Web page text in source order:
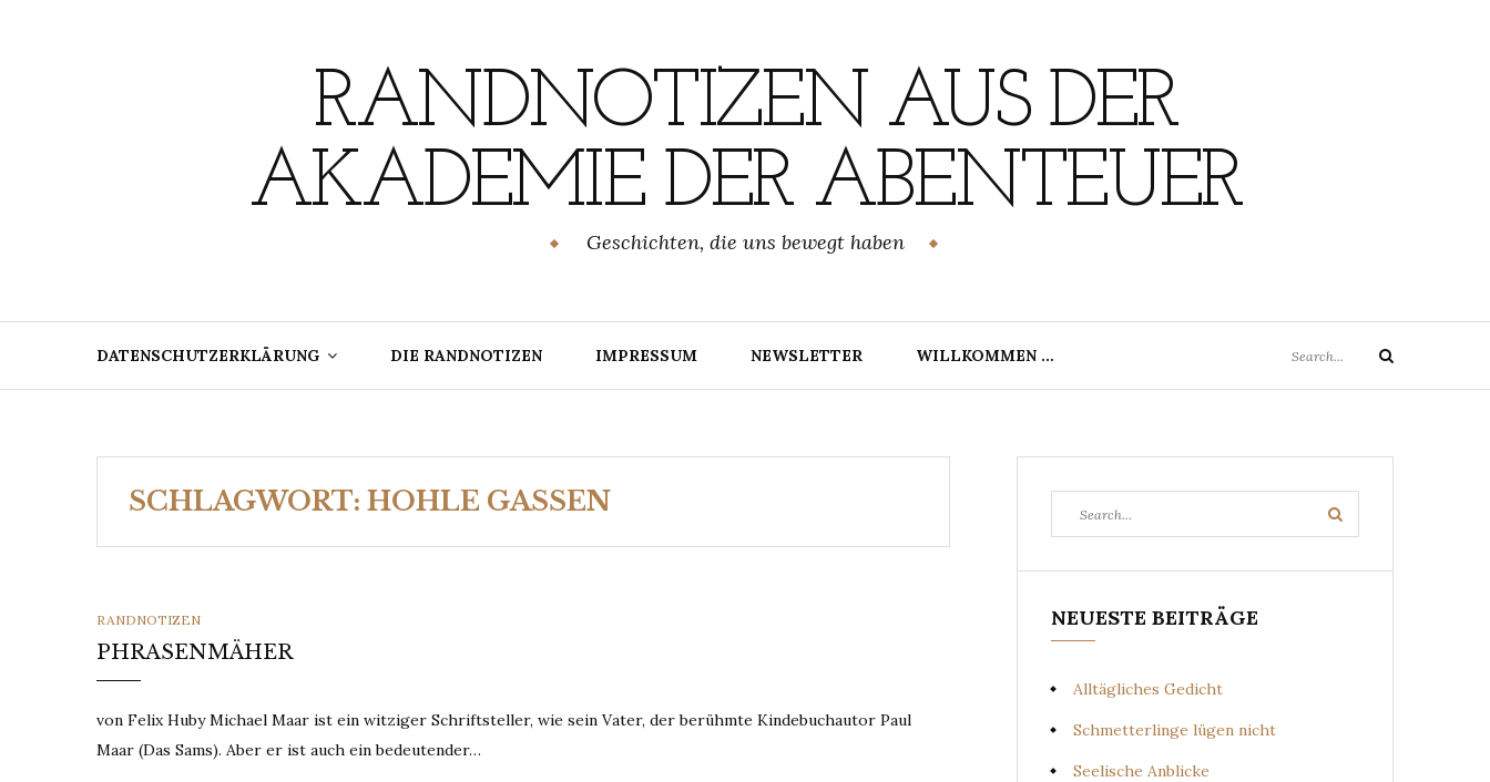
RANDNOTIZEN AUS DER
AKADEMIE DER ABENTEUER
Geschichten, die uns bewegt haben
DATENSCHUTZERKLÄRUNG DIE RANDNOTIZEN IMPRESSUM NEWSLETTER WILLKOMMEN …
for:
Search
SCHLAGWORT: HOHLE GASSEN
CATEGORIES
RANDNOTIZEN
PHRASENMÄHER
von Felix Huby Michael Maar ist ein witziger Schriftsteller, wie sein Vater, der berühmte Kindebuchautor Paul
Maar (Das Sams). Aber er ist auch ein bedeutender…
for:
Search
NEUESTE BEITRÄGE
Alltägliches Gedicht
Schmetterlinge lügen nicht
Seelische Anblicke